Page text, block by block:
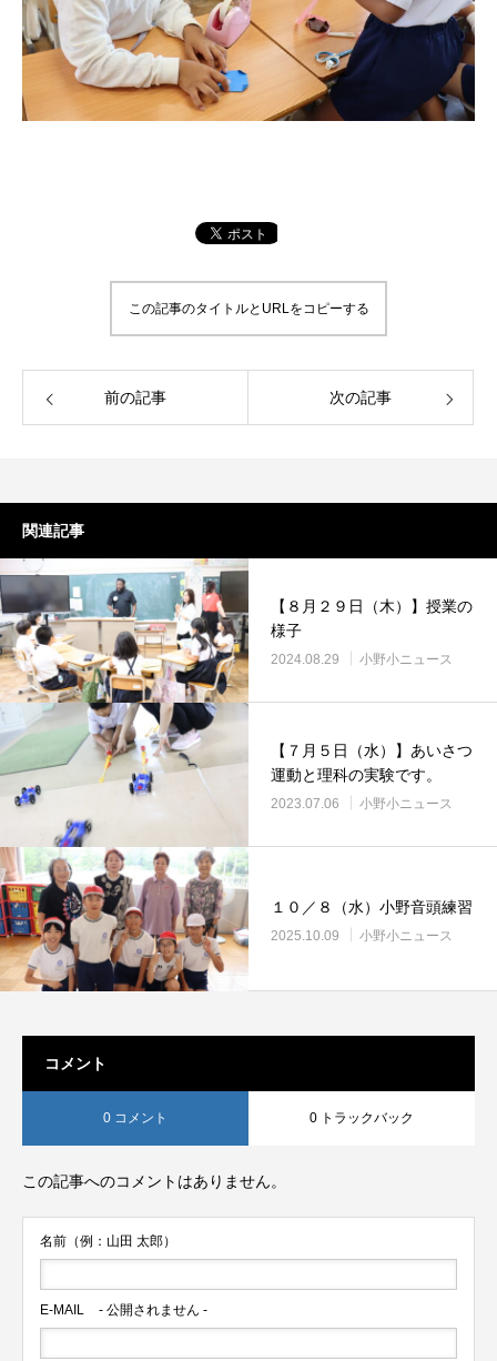
この記事のタイトルとURLをコピーする
前の記事 次の記事
関連記事
【８月２９日（木）】授業の
様子
2024.08.29 小野小ニュース
【７月５日（水）】あいさつ
運動と理科の実験です。
2023.07.06 小野小ニュース
１０／８（水）小野音頭練習
2025.10.09 小野小ニュース
コメント
0 コメント 0 トラックバック
この記事へのコメントはありません。
名前（例：山田 太郎）
E-MAIL - 公開されません -